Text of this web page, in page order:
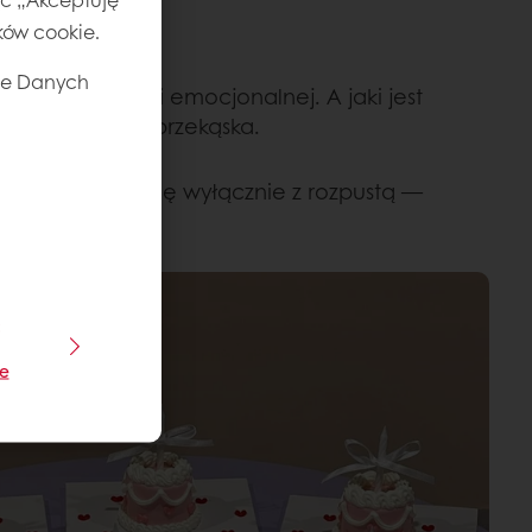
i równowagi emocjonalnej. A jaki jest
Słodka przekąska.
kojarzyć się wyłącznie z rozpustą —
cookie.
Danych